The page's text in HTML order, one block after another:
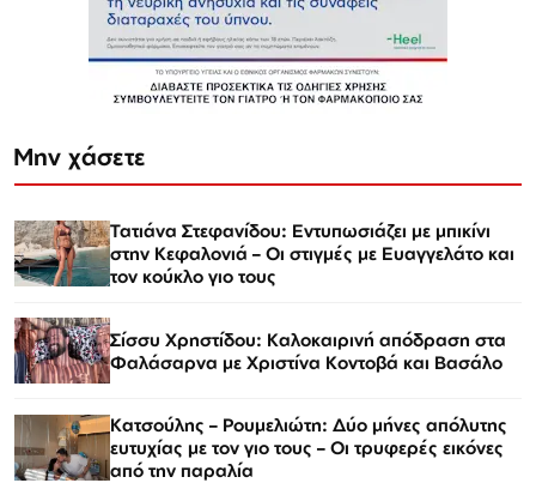
Μην χάσετε
Τατιάνα Στεφανίδου: Εντυπωσιάζει με μπικίνι
στην Κεφαλονιά – Οι στιγμές με Ευαγγελάτο και
τον κούκλο γιο τους
Σίσσυ Χρηστίδου: Καλοκαιρινή απόδραση στα
Φαλάσαρνα με Χριστίνα Κοντοβά και Βασάλο
Κατσούλης – Ρουμελιώτη: Δύο μήνες απόλυτης
ευτυχίας με τον γιο τους – Οι τρυφερές εικόνες
από την παραλία